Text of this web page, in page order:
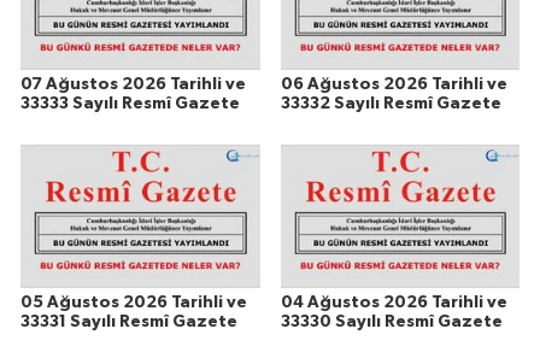
07 Ağustos 2026 Tarihli ve
33333 Sayılı Resmî Gazete
06 Ağustos 2026 Tarihli ve
33332 Sayılı Resmî Gazete
05 Ağustos 2026 Tarihli ve
33331 Sayılı Resmî Gazete
04 Ağustos 2026 Tarihli ve
33330 Sayılı Resmî Gazete